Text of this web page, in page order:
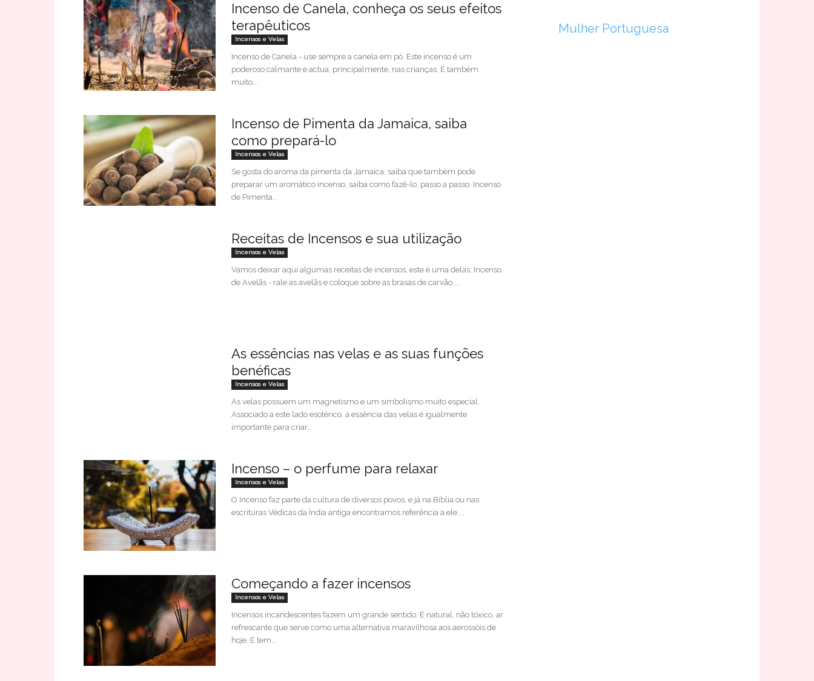
Incenso de Canela, conheça os seus efeitos
terapêuticos
Incensos e Velas
Incenso de Canela - use sempre a canela em pó. Este incenso é um
poderoso calmante e actua, principalmente, nas crianças. É também
muito...
Incenso de Pimenta da Jamaica, saiba
como prepará-lo
Incensos e Velas
Se gosta do aroma da pimenta da Jamaica, saiba que também pode
preparar um aromático incenso, saiba como fazê-lo, passo a passo. Incenso
de Pimenta...
Receitas de Incensos e sua utilização
Incensos e Velas
Vamos deixar aqui algumas receitas de incensos, este é uma delas: Incenso
de Avelãs - rale as avelãs e coloque sobre as brasas de carvão....
As essências nas velas e as suas funções
benéficas
Incensos e Velas
As velas possuem um magnetismo e um simbolismo muito especial.
Associado a este lado esotérico, a essência das velas é igualmente
importante para criar...
Incenso – o perfume para relaxar
Incensos e Velas
O Incenso faz parte da cultura de diversos povos, e já na Bíblia ou nas
escrituras Védicas da Ìndia antiga encontramos referência a ele....
Começando a fazer incensos
Incensos e Velas
Incensos incandescentes fazem um grande sentido. É natural, não tóxico, ar
refrescante que serve como uma alternativa maravilhosa aos aerossóis de
hoje. E tem...
Mulher Portuguesa